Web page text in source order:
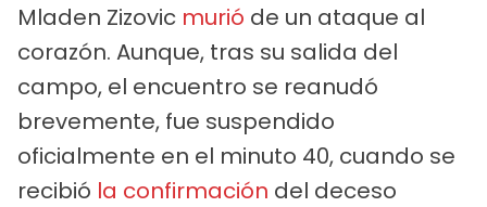
Mladen Zizovic murió de un ataque al
corazón. Aunque, tras su salida del
campo, el encuentro se reanudó
brevemente, fue suspendido
oficialmente en el minuto 40, cuando se
recibió la confirmación del deceso